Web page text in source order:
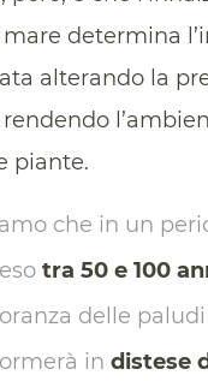
mare determina
alterando la
piante.
che in un
tra 50 e 100
delle
in distese